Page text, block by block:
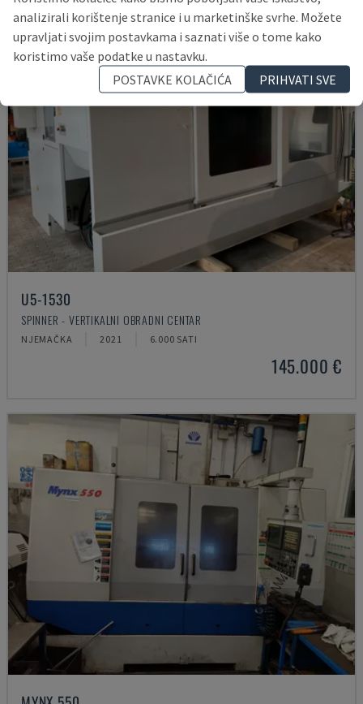
U5-1530
SPINNER - VERTIKALNI OBRADNI CENTAR
NJEMAČKA 2021 6.000 SATI
145.000 €
analizirali korištenje stranice i u marketinške svrhe. Možete
upravljati svojim postavkama i saznati više o tome kako
koristimo vaše podatke u nastavku.
POSTAVKE KOLAČIĆA
PRIHVATI SVE